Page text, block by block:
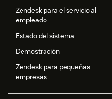
Zendesk para el servicio al
empleado
Estado del sistema
Demostración
Zendesk para pequeñas
empresas